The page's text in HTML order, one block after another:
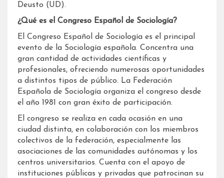
Deusto (UD).
¿Qué es el Congreso Español de Sociología?
El Congreso Español de Sociología es el principal
evento de la Sociología española. Concentra una
gran cantidad de actividades científicas y
profesionales, ofreciendo numerosas oportunidades
a distintos tipos de público. La Federación
Española de Sociología organiza el congreso desde
el año 1981 con gran éxito de participación.
El congreso se realiza en cada ocasión en una
ciudad distinta, en colaboración con los miembros
colectivos de la federación, especialmente las
asociaciones de las comunidades autónomas y los
centros universitarios. Cuenta con el apoyo de
instituciones públicas y privadas que patrocinan su